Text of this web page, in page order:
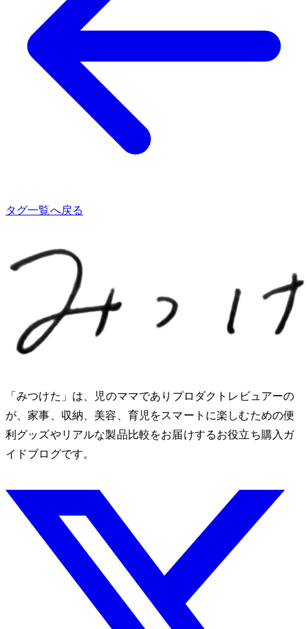
タグ一覧へ戻る
「みつけた」は、2児のママでありプロダクトレビュアーのMio
が、家事、収納、美容、育児をスマートに楽しむための便
利グッズやリアルな製品比較をお届けするお役立ち購入ガ
イドブログです。